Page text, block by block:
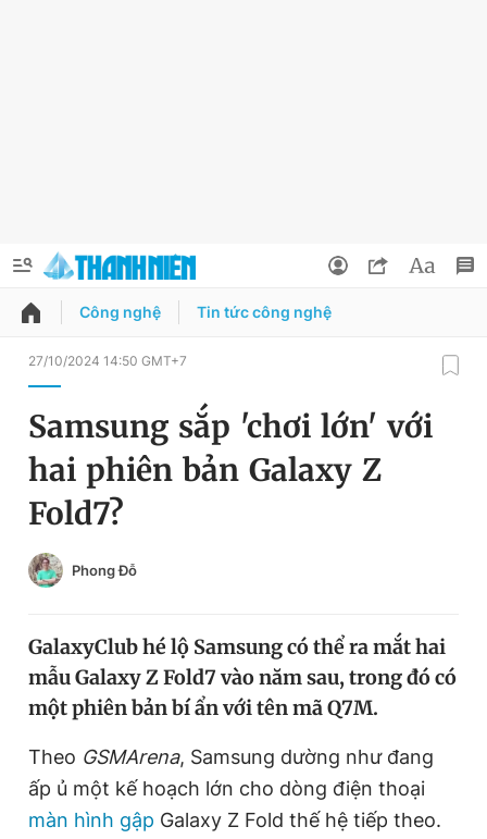
QUẢNG CÁO ĐẶT BÁO
Chuyên mục
Chuyên mục khác
Chào ngày mới
Video Magazine
Sản phẩm khác
Tiện ích Bạn cần biết
Đổi mật khẩu
Tin đã lưu
Công nghệ Tin tức công nghệ
27/10/2024 14:50 GMT+7
Samsung sắp 'chơi lớn' với
hai phiên bản Galaxy Z
Fold7?
Phong Đỗ
GalaxyClub hé lộ Samsung có thể ra mắt hai
mẫu Galaxy Z Fold7 vào năm sau, trong đó có
một phiên bản bí ẩn với tên mã Q7M.
Theo GSMArena, Samsung dường như đang
ấp ủ một kế hoạch lớn cho dòng điện thoại
màn hình gập Galaxy Z Fold thế hệ tiếp theo.